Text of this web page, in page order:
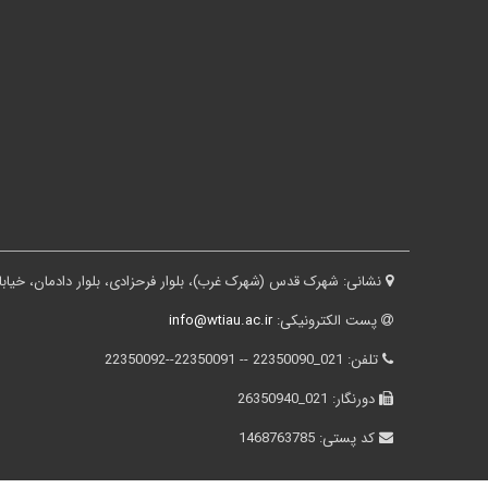
نشانی: شهرک قدس (شهرک غرب)، بلوار فرحزادی، بلوار دادمان، خیابان درختی، کوچه ثقفی، پلاک ۱۶،
پست الکترونیکی:info@wtiau.ac.ir
تلفن: 021_22350090 -- 22350091--22350092
دورنگار: 021_26350940
کد پستی: 1468763785